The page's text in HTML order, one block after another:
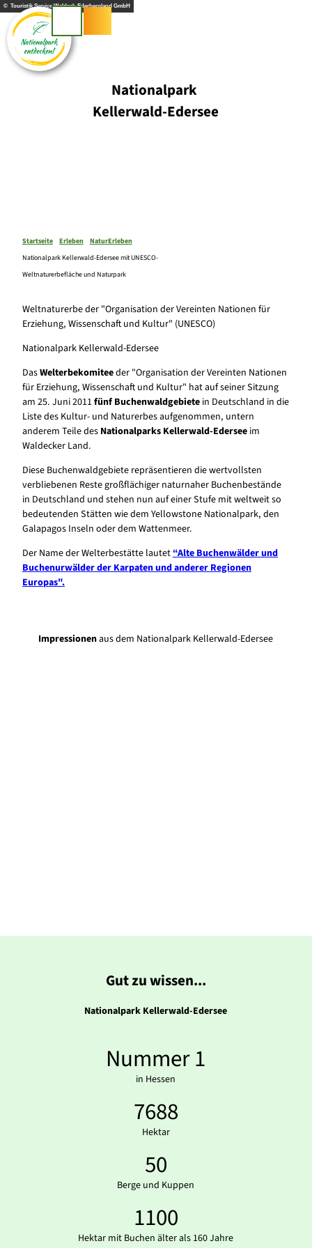
Z
Suche
© Touristik Service Waldeck-Ederbergland GmbH
Nationalpark
Kellerwald-Edersee
Startseite Erleben
NaturErleben
Nationalpark Kellerwald-Edersee mit UNESCO-
Weltnaturerbefläche und Naturpark
Weltnaturerbe der "Organisation der Vereinten Nationen für
Erziehung, Wissenschaft und Kultur" (UNESCO)
Nationalpark Kellerwald-Edersee
DasWelterbekomiteeder "Organisation der Vereinten Nationen
für Erziehung, Wissenschaft und Kultur" hat auf seiner Sitzung
am 25. Juni 2011fünf Buchenwaldgebiete in Deutschland in die
Liste des Kultur- und Naturerbes aufgenommen, untern
anderem Teile des Nationalparks Kellerwald-Edersee im
Waldecker Land.
Diese Buchenwaldgebiete repräsentieren die wertvollsten
verbliebenen Reste großflächiger naturnaher Buchenbestände
in Deutschland und stehen nun auf einer Stufe mit weltweit so
bedeutenden Stätten wie dem Yellowstone Nationalpark, den
Galapagos Inseln oder dem Wattenmeer.
Der Name der Welterbestätte lautet“Alte Buchenwälder und
Buchenurwälder der Karpaten und anderer Regionen
Europas".
Impressionenaus dem Nationalpark Kellerwald-Edersee
Gut zu wissen...
Nationalpark Kellerwald-Edersee
Nummer 1
in Hessen
7688
Hektar
50
Berge und Kuppen
1100
Hektar mit Buchen älter als 160 Jahre